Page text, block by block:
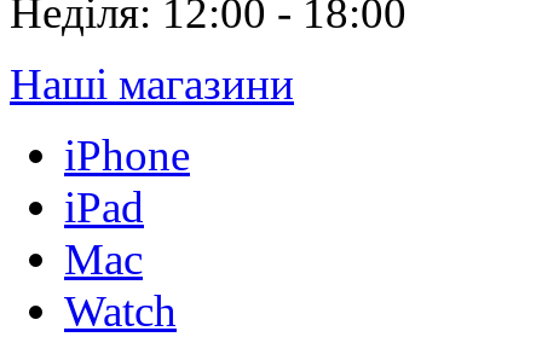
Неділя: 12:00 - 18:00
Наші магазини
iPhone
iPad
Mac
Watch